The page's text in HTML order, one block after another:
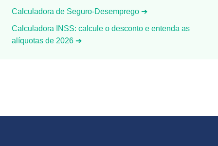
Calculadora de Seguro-Desemprego ➔
Calculadora INSS: calcule o desconto e entenda as
alíquotas de 2026 ➔